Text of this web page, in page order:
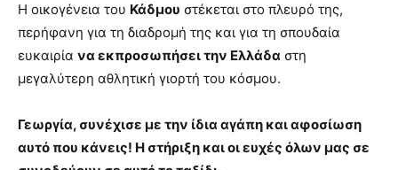
Η οικογένεια του Κάδμου στέκεται στο πλευρό της,
περήφανη για τη διαδρομή της και για τη σπουδαία
ευκαιρία να εκπροσωπήσει την Ελλάδα στη
μεγαλύτερη αθλητική γιορτή του κόσμου.
Γεωργία, συνέχισε με την ίδια αγάπη και αφοσίωση
αυτό που κάνεις! Η στήριξη και οι ευχές όλων μας σε